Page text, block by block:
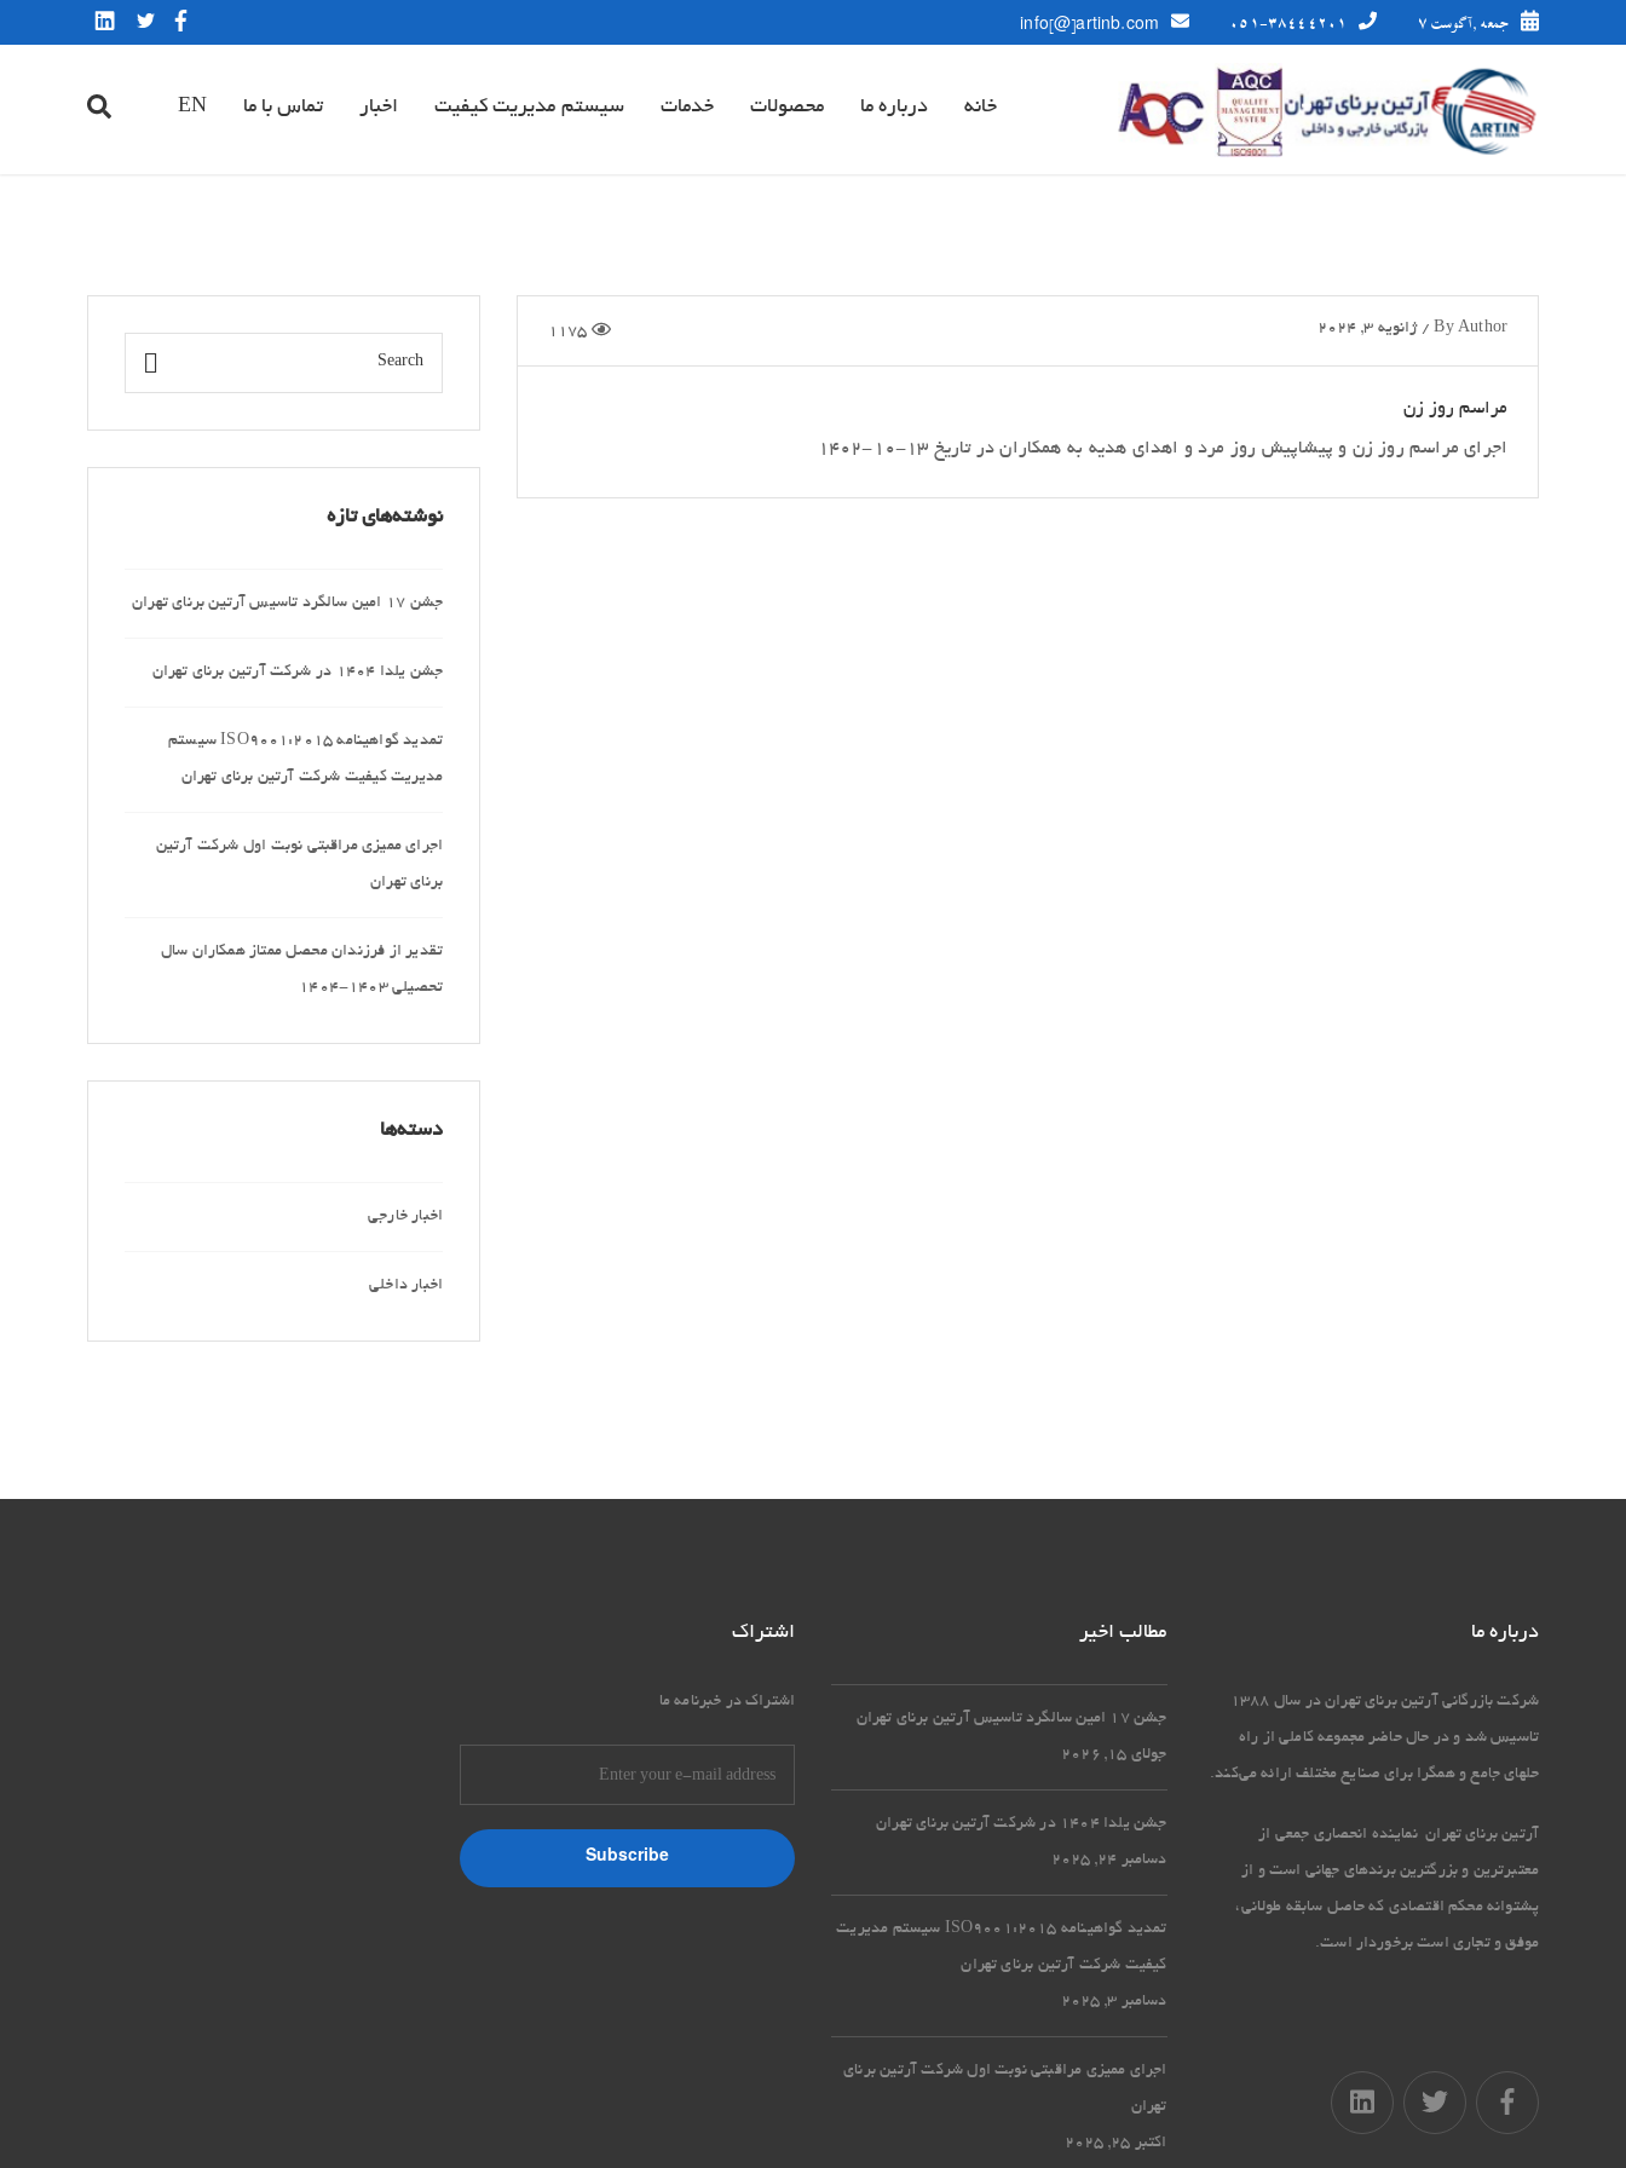
جمعه ,آگوست 7 051-38444201
info[@]artinb.com
خانه درباره ما محصولات خدمات سیستم مدیریت کیفیت اخبار تماس با ما EN
ByAuthor
/ ژانویه 3, 2024
مراسم روز زن
اجرای مراسم روز زن و پیشاپیش روز مرد و اهدای هدیه به همکاران در تاریخ 13-10-1402
نوشته‌های تازه
جشن 17 امین سالگرد تاسیس آرتین برنای تهران
جشن یلدا 1404 در شرکت آرتین برنای تهران
تمدید گواهینامه ISO9001:2015 سیستم
مدیریت کیفیت شرکت آرتین برنای تهران
اجرای ممیزی مراقبتی نوبت اول شرکت آرتین
برنای تهران
تقدیر از فرزندان محصل ممتاز همکاران سال
تحصیلی 1403-1404
دسته‌ها
اخبار خارجی
اخبار داخلی
درباره ما
شرکت بازرگانی آرتین برنای تهران در سال 1388
تاسیس شد و در حال حاضر مجموعه کاملی از راه
حل‏های جامع و همگرا برای صنایع مختلف ارائه می‏‌کند.
آرتین برنای تهران نماینده انحصاری جمعی از
معتبرترین و بزرگترین برندهای جهانی است و از
پشتوانه محکم اقتصادی که حاصل سابقه طولانی،
موفق و تجاری است برخوردار است.
مطالب اخیر
جشن 17 امین سالگرد تاسیس آرتین برنای تهران
جولای 15, 2026
جشن یلدا 1404 در شرکت آرتین برنای تهران
دسامبر 24, 2025
تمدید گواهینامه ISO9001:2015 سیستم مدیریت
کیفیت شرکت آرتین برنای تهران
دسامبر 3, 2025
اجرای ممیزی مراقبتی نوبت اول شرکت آرتین برنای
تهران
اکتبر 25, 2025
اشتراک
اشتراک در خبرنامه ما